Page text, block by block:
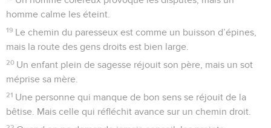
homme calme les éteint.
19 Le chemin du paresseux est comme un buisson d’épines,
mais la route des gens droits est bien large.
20 Un enfant plein de sagesse réjouit son père, mais un sot
méprise sa mère.
21 Une personne qui manque de bon sens se réjouit de la
bêtise. Mais celle qui réfléchit avance sur un chemin droit.